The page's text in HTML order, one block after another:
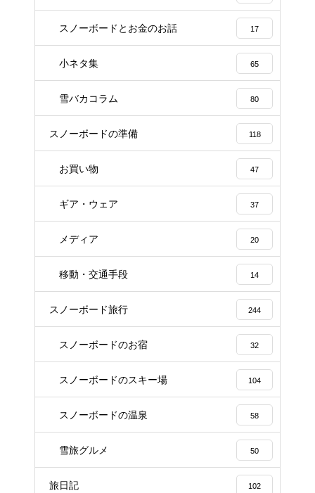
スノーボードとお金のお話 17
小ネタ集 65
雪バカコラム 80
スノーボードの準備 118
お買い物 47
ギア・ウェア 37
メディア 20
移動・交通手段 14
スノーボード旅行 244
スノーボードのお宿 32
スノーボードのスキー場 104
スノーボードの温泉 58
雪旅グルメ 50
旅日記 102